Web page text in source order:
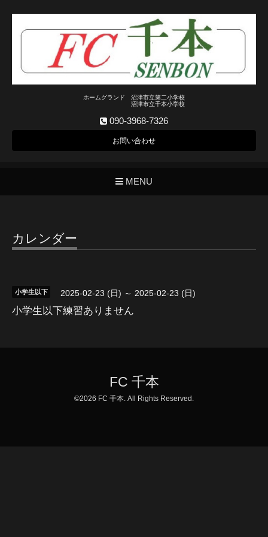
ホームグランド 沼津市立第二小学校
沼津市立千本小学校
090-3968-7326
お問い合わせ
MENU
カレンダー
小学生以下 2025-02-23 (日) ～ 2025-02-23 (日)
小学生以下練習ありません
FC 千本
©2026 FC 千本 . All Rights Reserved.